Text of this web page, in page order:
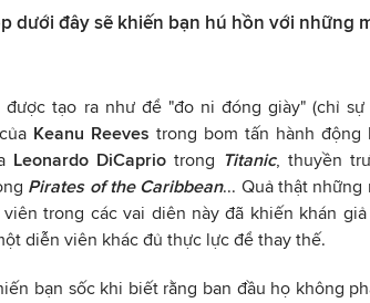
dưới đây sẽ khiến bạn hú hồn với những
tạo ra như để "đo ni đóng giày" (chỉ sự
của Keanu Reeves trong bom tấn hành động
Leonardo DiCaprio trong Titanic, thuyền
Pirates of the Caribbean... Quả thật những
trong các vai diên này đã khiến khán
diễn viên khác đủ thực lực để thay thế.
bạn sốc khi biết rằng ban đầu họ không